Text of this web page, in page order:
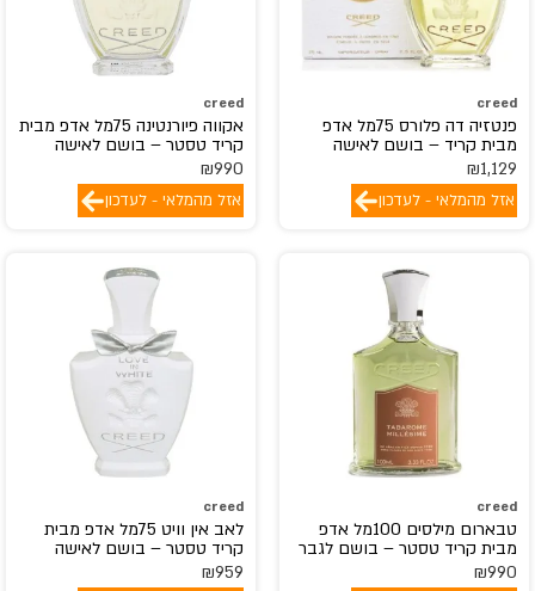
creed
פנטזיה דה פלורס 75מל אדפ
מבית קריד – בושם לאישה
₪1,129
אזל מהמלאי - לעדכון
creed
אקווה פיורנטינה 75מל אדפ מבית
קריד טסטר – בושם לאישה
₪990
אזל מהמלאי - לעדכון
creed
טבארום מילסים 100מל אדפ
מבית קריד טסטר – בושם לגבר
₪990
creed
לאב אין וויט 75מל אדפ מבית
קריד טסטר – בושם לאישה
₪959